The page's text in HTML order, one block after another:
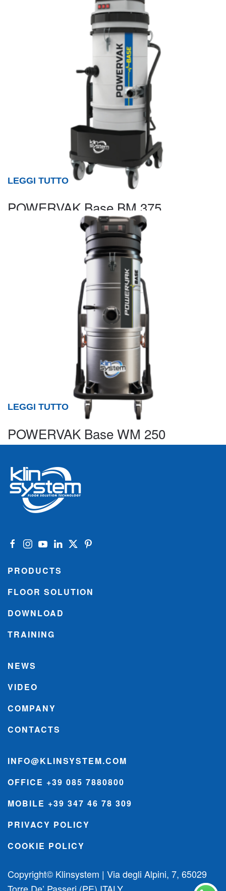
POWERVAK Base BM 375
LEGGI TUTTO
POWERVAK Base WM 250
LEGGI TUTTO
PRODUCTS
FLOOR SOLUTION
DOWNLOAD
TRAINING
NEWS
VIDEO
COMPANY
CONTACTS
INFO@KLINSYSTEM.COM
OFFICE +39 085 7880800
MOBILE +39 347 46 78 309
PRIVACY POLICY
COOKIE POLICY
Copyright© Klinsystem | Via degli Alpini, 7, 65029